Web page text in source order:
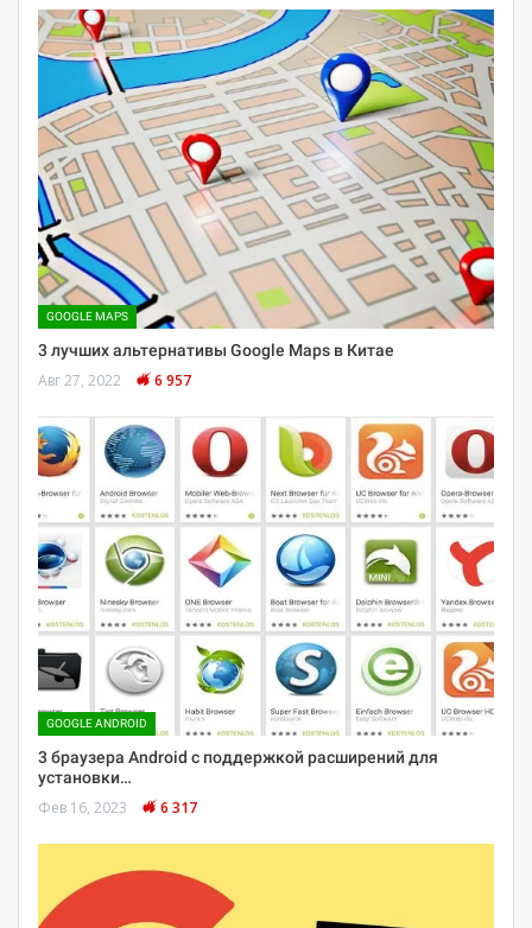
GOOGLE MAPS
3 лучших альтернативы Google Maps в Китае
Авг 27, 2022 6 957
GOOGLE ANDROID
3 браузера Android с поддержкой расширений для
установки…
Фев 16, 2023 6 317